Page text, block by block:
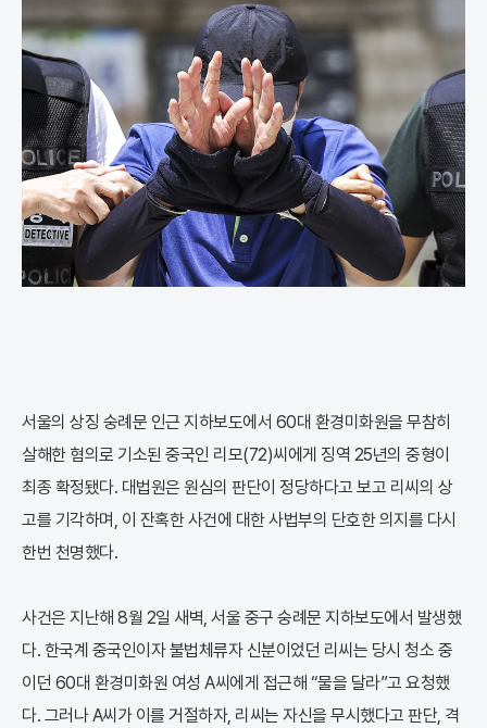
서울의 상징 숭례문 인근 지하보도에서 60대 환경미화원을 무참히
살해한 혐의로 기소된 중국인 리모(72)씨에게 징역 25년의 중형이
최종 확정됐다. 대법원은 원심의 판단이 정당하다고 보고 리씨의 상
고를 기각하며, 이 잔혹한 사건에 대한 사법부의 단호한 의지를 다시
한번 천명했다.
사건은 지난해 8월 2일 새벽, 서울 중구 숭례문 지하보도에서 발생했
다. 한국계 중국인이자 불법체류자 신분이었던 리씨는 당시 청소 중
이던 60대 환경미화원 여성 A씨에게 접근해 “물을 달라”고 요청했
다. 그러나 A씨가 이를 거절하자, 리씨는 자신을 무시했다고 판단, 격